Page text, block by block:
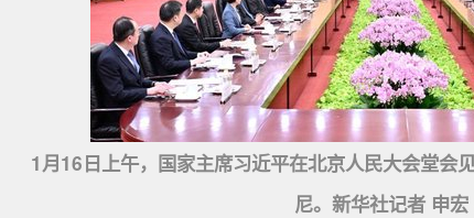
1月16日上午，国家主席习近平在北京人民大会堂会
尼。新华社记者 申宏